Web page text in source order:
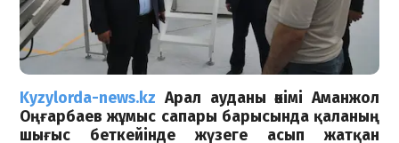
Kyzylorda-news.kz Арал ауданы әкімі Аманжол
Оңғарбаев жұмыс сапары барысында қаланың
шығыс беткейінде жүзеге асып жатқан